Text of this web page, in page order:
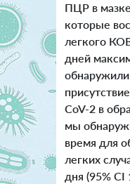
ПЦР в
которые
легкого
дней
CoV-2 в
мы
время для
легких
дня (95% CI